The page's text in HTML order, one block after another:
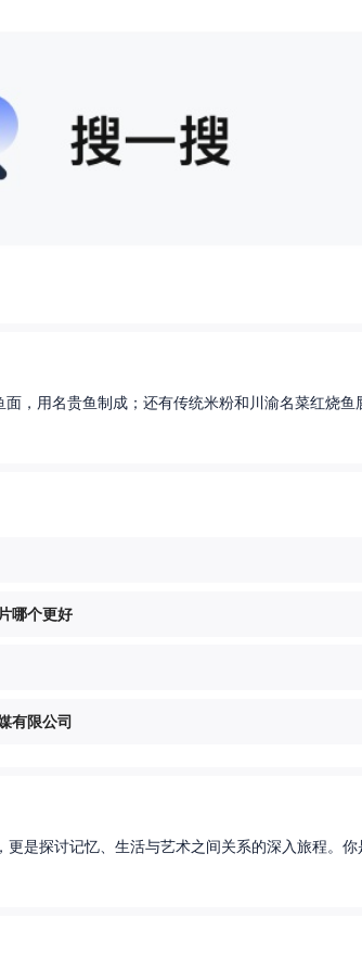
，用名贵鱼制成；还有传统米粉和川渝名菜红烧鱼
哪个更好
有限公司
是探讨记忆、生活与艺术之间关系的深入旅程。你